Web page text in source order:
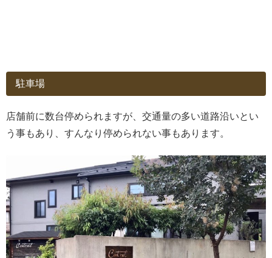
駐車場
店舗前に数台停められますが、交通量の多い道路沿いとい
う事もあり、すんなり停められない事もあります。